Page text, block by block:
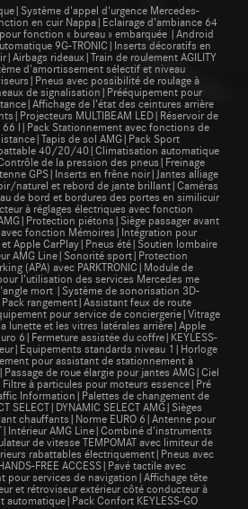
d'appel d'urgence Mercedes-
en cuir Nappa|Eclairage d’ambiance 64
fonction « bureau » embarquée |Android
9G-TRONIC|Inserts décoratifs en
rideaux|Train de roulement AGILITY
d'amortissement sélectif et niveau
avec possibilité de roulage à
de signalisation|Prééquipement pour
de l’état des ceintures arrière
MULTIBEAM LED|Réservoir de
66 l|Pack Stationnement avec fonctions de
de sol AMG|Pack Sport
40/20/40|Climatisation automatique
de la pression des pneus|Freinage
GPS|Inserts en frêne noir|Jantes alliage
naturel et rebord de jante brillant|Caméras
de bord et bordures des portes en similicuir
à réglages électriques avec fonction
piétons|Siège passager avant
avec fonction Mémoires|Intégration pour
Apple CarPlay|Pneus été|Soutien lombaire
AMG Line|Sonorité sport|Protection
(APA) avec PARKTRONIC|Module de
l’utilisation des services Mercedes me
mort |Système de sonorisation 3D-
rangement|Assistant feux de route
pour service de conciergerie|Vitrage
lunette et les vitres latérales arrière|Apple
6|Fermeture assistée du coffre|KEYLESS-
standards niveau 1|Horloge
pour assistant de stationnement à
de roue élargie pour jantes AMG|Ciel
à particules pour moteurs essence|Pré
Information|Palettes de changement de
SELECT|DYNAMIC SELECT AMG|Sièges
chauffants|Norme EURO 6|Antenne pour
AMG Line|Combiné d'instruments
de vitesse TEMPOMAT avec limiteur de
rabattables électriquement|Pneus avec
FREE ACCESS|Pavé tactile avec
pour services de navigation|Affichage tête
et rétroviseur extérieur côté conducteur à
Confort KEYLESS-GO